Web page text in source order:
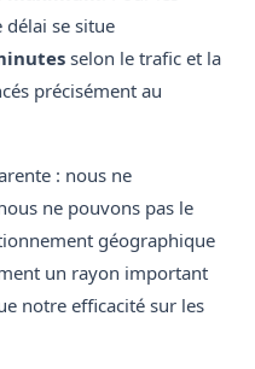
délai se situe
selon le trafic et la
précisément au
: nous ne
ne pouvons pas le
géographique
un rayon important
notre efficacité sur les